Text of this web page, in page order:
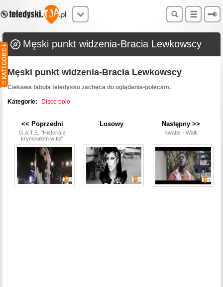
Męski punkt widzenia-Bracia Lewkowscy
Męski punkt widzenia-Bracia Lewkowscy
Ciekawa fabuła teledysku zachęca do oglądania-polecam.
Kategorie: Disco polo
<< Poprzedni
G.A.T.E. "Historia z
kryminałem w tle"
Losowy Następny >>
Kwabs - Walk